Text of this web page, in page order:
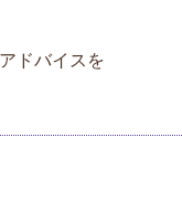
ドバイスを